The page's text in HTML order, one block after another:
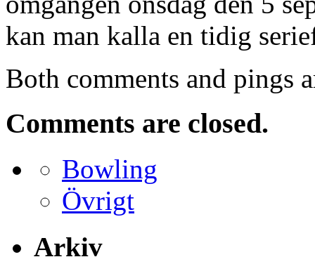
kan man kalla en tidig
Both comments and pings
Comments are closed.
Bowling
Övrigt
Arkiv